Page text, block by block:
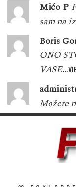
Mićo P
sam na
Boris
ONO
VASE…
Možete